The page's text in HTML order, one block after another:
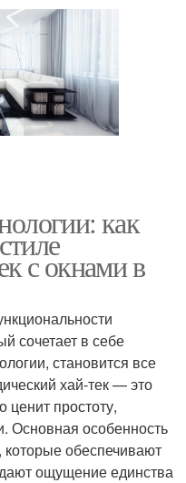
как
с окнами в
сочетает в себе
становится все
хай-тек — это
ценит простоту,
Основная особенность
обеспечивают
ощущение единства